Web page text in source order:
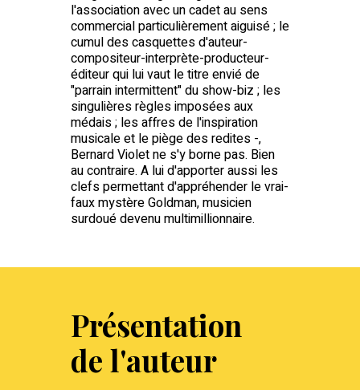
l'association avec un cadet au sens
commercial particulièrement aiguisé ; le
cumul des casquettes d'auteur-
compositeur-interprète-producteur-
éditeur qui lui vaut le titre envié de
"parrain intermittent" du show-biz ; les
singulières règles imposées aux
médais ; les affres de l'inspiration
musicale et le piège des redites -,
Bernard Violet ne s'y borne pas. Bien
au contraire. A lui d'apporter aussi les
clefs permettant d'appréhender le vrai-
faux mystère Goldman, musicien
surdoué devenu multimillionnaire.
Présentation
de l'auteur